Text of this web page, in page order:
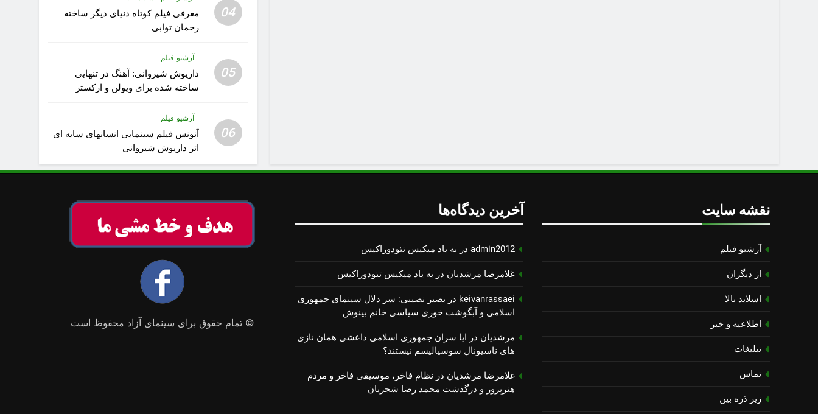
04
معرفی فیلم کوتاه دنیای دیگر ساخته
رحمان توابی
05
آرشیو فیلم
داریوش شیروانی: آهنگ در تنهایی
ساخته شده برای ویولن و ارکستر
06
آرشیو فیلم
آنونس فیلم سینمایی انسانهای سایه ای
اثر داریوش شیروانی
نقشه سایت
آرشیو فیلم
از دیگران
اسلاید بالا
اطلاعیه و خبر
تبلیغات
تماس
زیر ذره بین
آخرین دیدگاه‌ها
admin2012 در به یاد میكیس تئودوراكیس
غلامرضا مرشدیان در به یاد میكیس تئودوراكیس
keivanrassaei در بصیر نصیبی: سر دلال سینمای جمهوری
اسلامی و آبگوشت خوری سیاسی خانم بینوش
مرشدیان در ایا سران جمهوری اسلامی داعشی همان نازی
های ناسیونال سوسیالیسم نیستند؟
غلامرضا مرشدیان در نظام فاخر، موسیقی فاخر و مردم
هنرپرور و درگذشت محمد رضا شجریان
© تمام حقوق برای سینمای آزاد محفوظ است